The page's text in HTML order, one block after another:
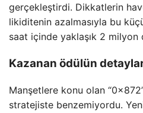
gerçekleştirdi. Dikkatlerin
likiditenin azalmasıyla bu
saat içinde yaklaşık 2 milyon
Kazanan ödülün
Manşetlere konu olan
stratejiste benzemiyordu.